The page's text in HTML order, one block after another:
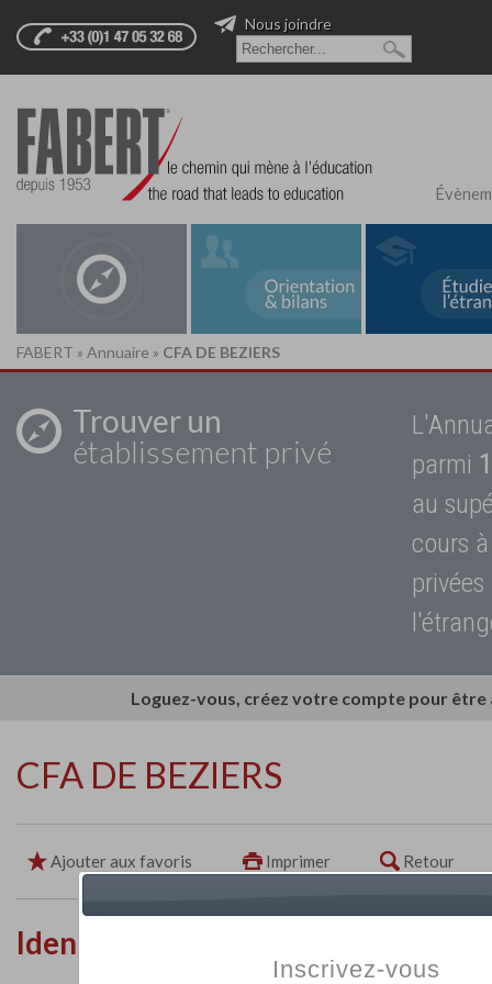
Nous joindre
FABERT » Annuaire » CFA DE BEZIERS
Trouver un
établissement privé
parmi
au
cours
Loguez-vous, créez votre compte pour
CFA DE BEZIERS
Ajouter aux favoris Imprimer Retour
Identité de l'établissement
Inscrivez-vous